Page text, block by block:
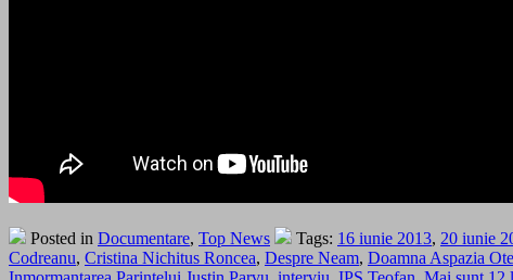
Posted in Documentare, Top News Tags: 16 iunie 2013, 20 iunie
Codreanu, Cristina Nichitus Roncea, Despre Neam, Doamna Aspazia